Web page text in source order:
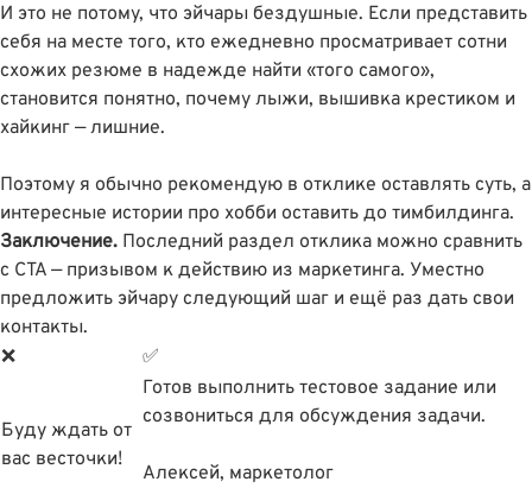
И это не потому, что эйчары бездушные. Если представить
себя на месте того, кто ежедневно просматривает сотни
схожих резюме в надежде найти «того самого»,
становится понятно, почему лыжи, вышивка крестиком и
хайкинг — лишние.
Поэтому я обычно рекомендую в отклике оставлять суть, а
интересные истории про хобби оставить до тимбилдинга.
Заключение. Последний раздел отклика можно сравнить
с CTA — призывом к действию из маркетинга. Уместно
предложить эйчару следующий шаг и ещё раз дать свои
контакты.
❌
✅
Буду ждать от
вас весточки!
Готов выполнить тестовое задание или
созвониться для обсуждения задачи.
Алексей, маркетолог